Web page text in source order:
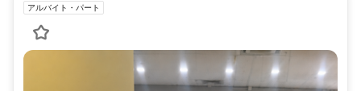
アルバイト・パート